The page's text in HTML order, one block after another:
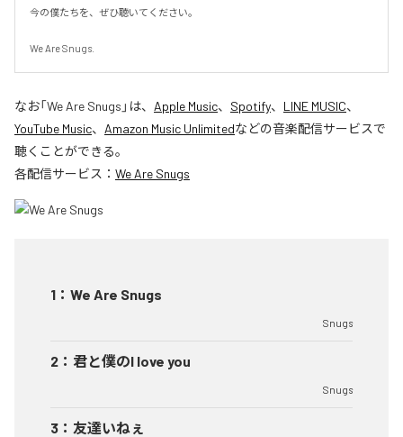
今の僕たちを、ぜひ聴いてください。
We Are Snugs.
なお「We Are Snugs 」は、 Apple Music、 Spotify、 LINE MUSIC、
YouTube Music、 Amazon Music Unlimitedなどの音楽配信サービスで
聴くことができる。
各配信サービス： We Are Snugs
1 ： We Are Snugs
Snugs
2 ： 君と僕のI love you
Snugs
3 ： 友達いねぇ